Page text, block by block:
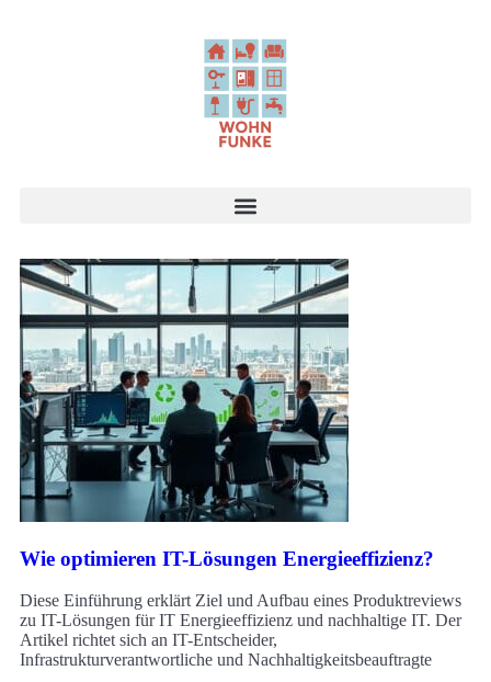
Wie optimieren IT-Lösungen Energieeffizienz?
Diese Einführung erklärt Ziel und Aufbau eines Produktreviews
zu IT-Lösungen für IT Energieeffizienz und nachhaltige IT. Der
Artikel richtet sich an IT-Entscheider,
Infrastrukturverantwortliche und Nachhaltigkeitsbeauftragte